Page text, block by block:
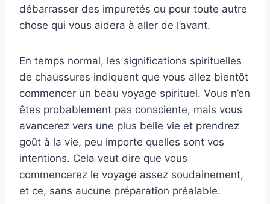
débarrasser des impuretés ou pour toute autre
chose qui vous aidera à aller de l’avant.
En temps normal, les significations spirituelles
de chaussures indiquent que vous allez bientôt
commencer un beau voyage spirituel. Vous n’en
êtes probablement pas consciente, mais vous
avancerez vers une plus belle vie et prendrez
goût à la vie, peu importe quelles sont vos
intentions. Cela veut dire que vous
commencerez le voyage assez soudainement,
et ce, sans aucune préparation préalable.